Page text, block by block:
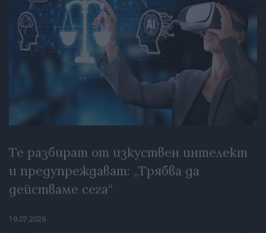
Те разбират от изкуствен интелект
и предупреждават: „Трябва да
действаме сега“
19.07.2026